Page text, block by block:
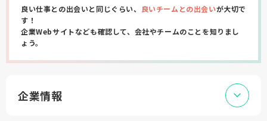
良い仕事との出会いと同じぐらい、 良いチームとの出会いが大切で
す！
企業Webサイトなども確認して、会社やチームのことを知りまし
ょう。
企業情報